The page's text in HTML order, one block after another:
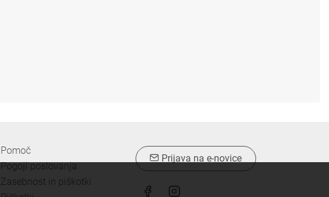
Pomoč
Pogoji poslovanja
Zasebnost in piškotki
Prijava na e-novice